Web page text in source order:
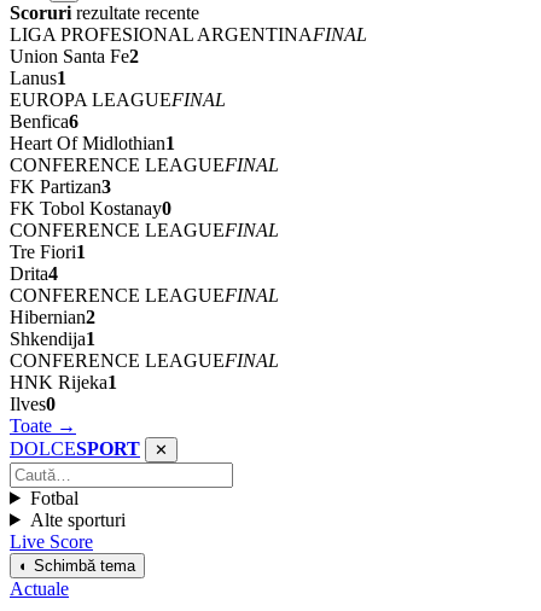
Scoruri rezultate recente
LIGA PROFESIONAL ARGENTINAFINAL
Union Santa Fe2
Lanus1
EUROPA LEAGUEFINAL
Benfica6
Heart Of Midlothian1
CONFERENCE LEAGUEFINAL
FK Partizan3
FK Tobol Kostanay0
CONFERENCE LEAGUEFINAL
Tre Fiori1
Drita4
CONFERENCE LEAGUEFINAL
Hibernian2
Shkendija1
CONFERENCE LEAGUEFINAL
HNK Rijeka1
Ilves0
Toate →
DOLCESPORT ✕
Fotbal
Alte sporturi
Live Score
◐ Schimbă tema
Actuale